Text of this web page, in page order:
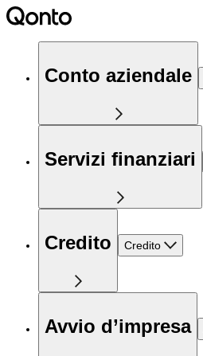
Conto aziendale
Servizi finanziari
Credito Credito
Avvio d’impresa